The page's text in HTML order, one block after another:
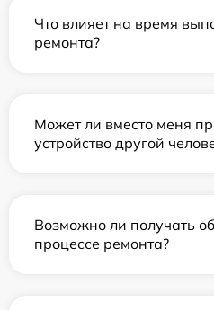
Что влияет на время
ремонта?
Может ли вместо меня
устройство другой
Возможно ли получать
процессе ремонта?